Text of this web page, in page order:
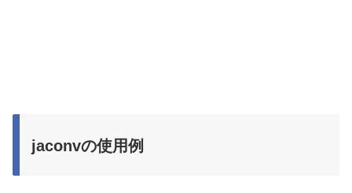
jaconvの使用例